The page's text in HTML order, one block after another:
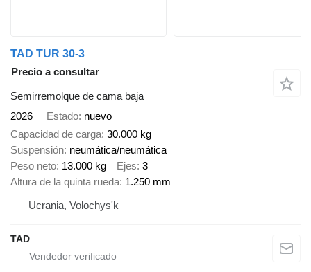
TAD TUR 30-3
Precio a consultar
Semirremolque de cama baja
2026
Estado nuevo
Capacidad de carga 30.000 kg
Suspensión neumática/neumática
Peso neto 13.000 kg Ejes 3
Altura de la quinta rueda 1.250 mm
Ucrania, Volochys'k
TAD